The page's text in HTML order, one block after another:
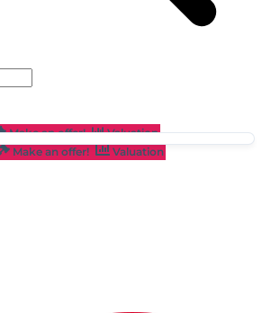
Make an offer!
Valuation
Make an offer! Valuation